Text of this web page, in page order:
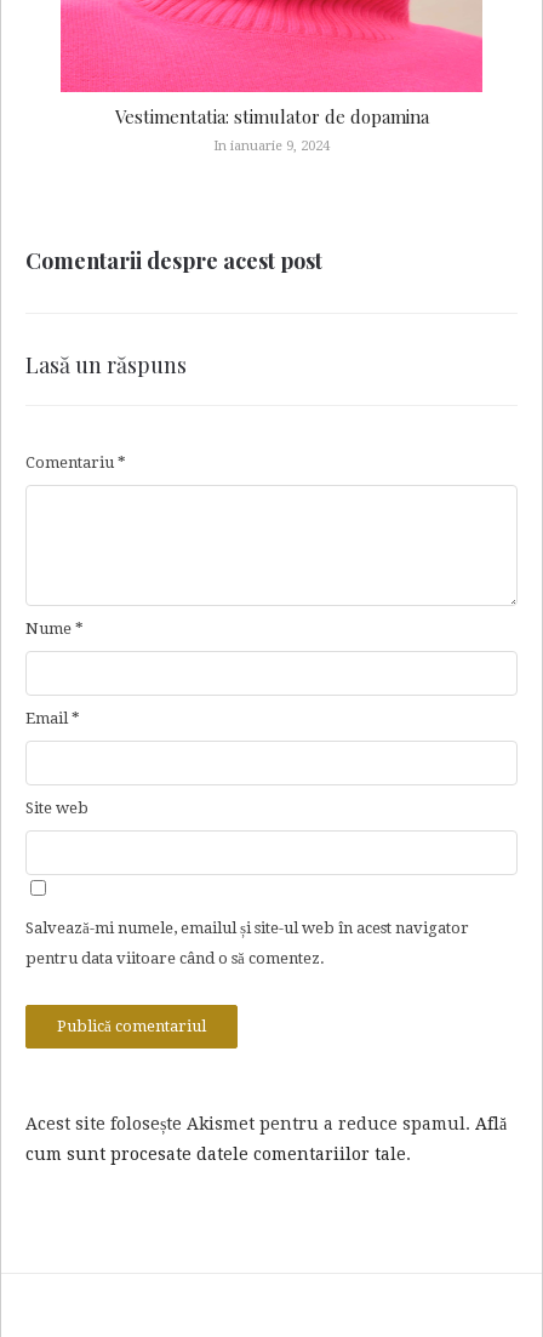
Vestimentatia: stimulator de dopamina
In ianuarie 9, 2024
Comentarii despre acest post
Lasă un răspuns
Comentariu *
Nume *
Email*
Site web
Salvează-mi numele, emailul și site-ul web în acest navigator
pentru data viitoare când o să comentez.
Acest site folosește Akismet pentru a reduce spamul. Află
cum sunt procesate datele comentariilor tale.